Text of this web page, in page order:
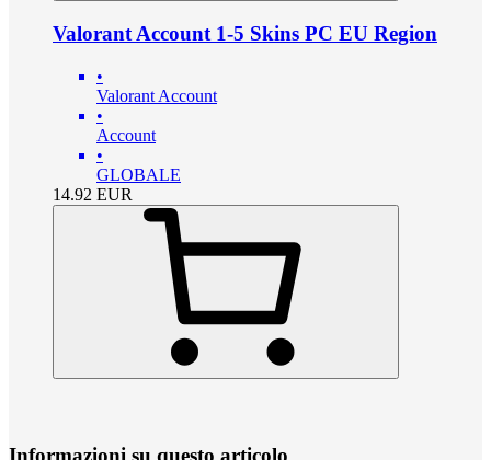
Valorant Account 1-5 Skins PC EU Region
•
Valorant Account
•
Account
•
GLOBALE
14.92 EUR
Informazioni su questo articolo